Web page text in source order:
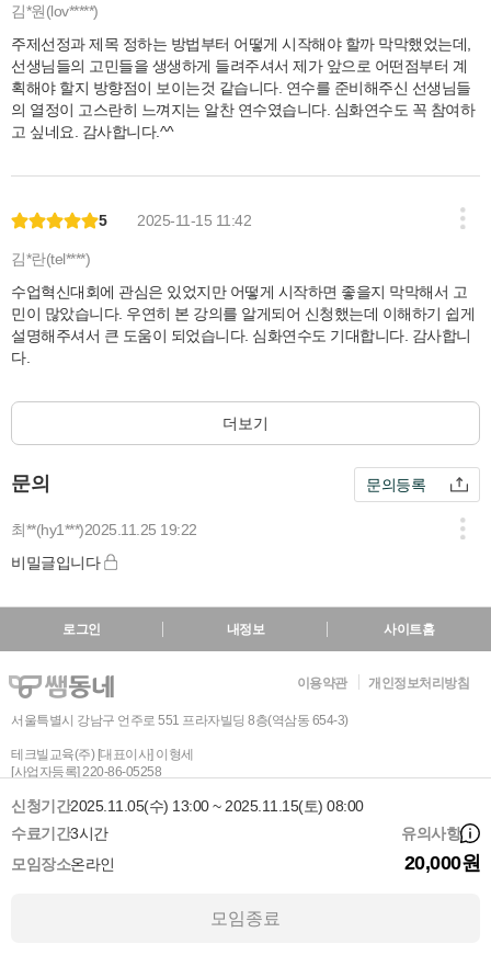
김*원(lov*****)
주제선정과 제목 정하는 방법부터 어떻게 시작해야 할까 막막했었는데,
선생님들의 고민들을 생생하게 들려주셔서 제가 앞으로 어떤점부터 계
획해야 할지 방향점이 보이는것 같습니다. 연수를 준비해주신 선생님들
의 열정이 고스란히 느껴지는 알찬 연수였습니다. 심화연수도 꼭 참여하
고 싶네요. 감사합니다.^^
5 2025-11-15 11:42
김*란(tel****)
수업혁신대회에 관심은 있었지만 어떻게 시작하면 좋을지 막막해서 고
민이 많았습니다. 우연히 본 강의를 알게되어 신청했는데 이해하기 쉽게
설명해주셔서 큰 도움이 되었습니다. 심화연수도 기대합니다. 감사합니
다.
더보기
문의 문의등록
최**(hy1***)2025.11.25 19:22
비밀글입니다
신청기간2025.11.05(수) 13:00 ~ 2025.11.15(토) 08:00
수료기간3시간
유의사항
모임장소온라인 20,000원
모임종료
로그인 내정보 사이트홈
이용약관 개인정보처리방침
서울특별시 강남구 언주로 551 프라자빌딩 8층(역삼동 654-3)
테크빌교육(주) [대표이사] 이형세
[사업자등록] 220-86-05258
유효 기간 : 2024.01.17 ~ 2027.01.16
All rights reserved